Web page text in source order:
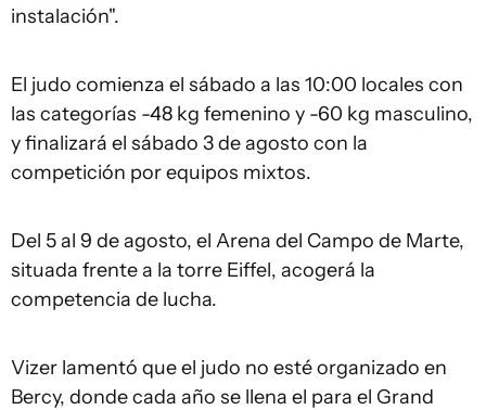
instalación".
El judo comienza el sábado a las 10:00 locales con
las categorías -48 kg femenino y -60 kg masculino,
y finalizará el sábado 3 de agosto con la
competición por equipos mixtos.
Del 5 al 9 de agosto, el Arena del Campo de Marte,
situada frente a la torre Eiffel, acogerá la
competencia de lucha.
Vizer lamentó que el judo no esté organizado en
Bercy, donde cada año se llena el para el Grand